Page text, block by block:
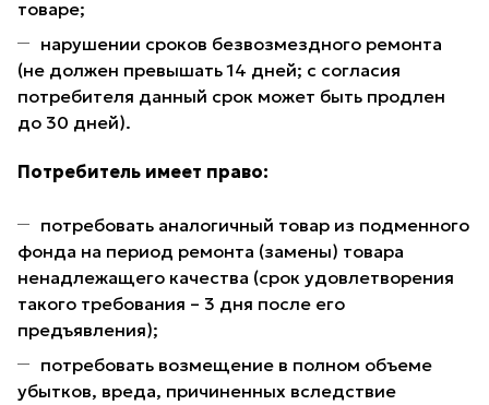
товаре;
нарушении сроков безвозмездного ремонта
(не должен превышать 14 дней; с согласия
потребителя данный срок может быть продлен
до 30 дней).
Потребитель имеет право:
потребовать аналогичный товар из подменного
фонда на период ремонта (замены) товара
ненадлежащего качества (срок удовлетворения
такого требования – 3 дня после его
предъявления);
потребовать возмещение в полном объеме
убытков, вреда, причиненных вследствие